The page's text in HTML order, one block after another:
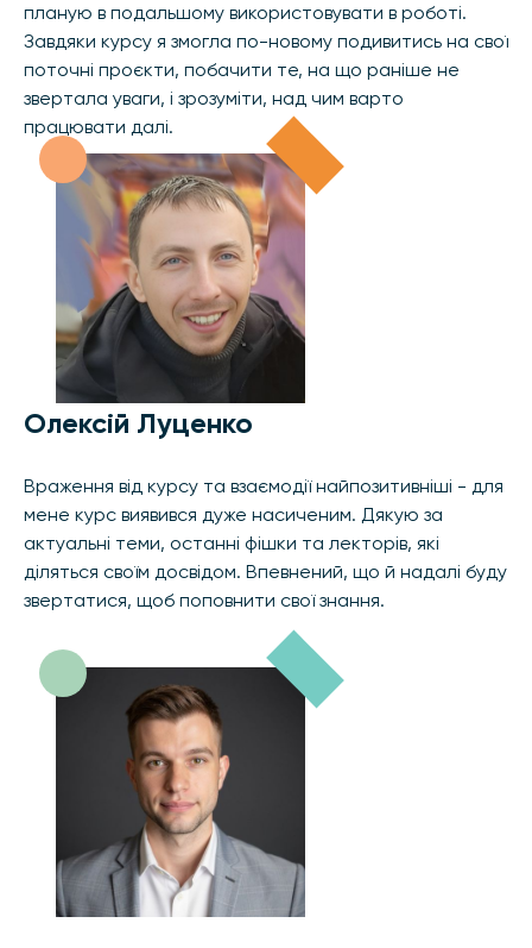
планую в подальшому використовувати в роботі.
Завдяки курсу я змогла по-новому подивитись на свої
поточні проєкти, побачити те, на що раніше не
звертала уваги, і зрозуміти, над чим варто
працювати далі.
Олексій Луценко
Враження від курсу та взаємодії найпозитивніші - для
мене курс виявився дуже насиченим. Дякую за
актуальні теми, останні фішки та лекторів, які
діляться своїм досвідом. Впевнений, що й надалі буду
звертатися, щоб поповнити свої знання.